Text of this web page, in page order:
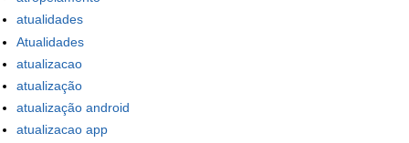
atualidades
Atualidades
atualizacao
atualização
atualização android
atualizacao app